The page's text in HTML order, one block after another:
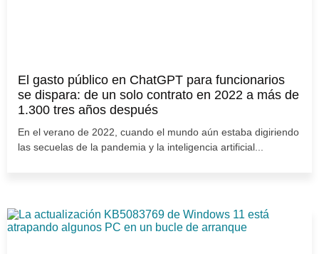
El gasto público en ChatGPT para funcionarios
se dispara: de un solo contrato en 2022 a más de
1.300 tres años después
En el verano de 2022, cuando el mundo aún estaba digiriendo
las secuelas de la pandemia y la inteligencia artificial...